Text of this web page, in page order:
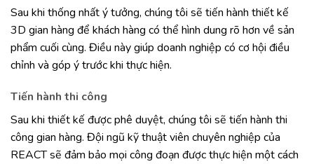
Sau khi thống nhất ý tưởng, chúng tôi sẽ tiến hành thiết kế
3D gian hàng để khách hàng có thể hình dung rõ hơn về sản
phẩm cuối cùng. Điều này giúp doanh nghiệp có cơ hội điều
chỉnh và góp ý trước khi thực hiện.
Tiến hành thi công
Sau khi thiết kế được phê duyệt, chúng tôi sẽ tiến hành thi
công gian hàng. Đội ngũ kỹ thuật viên chuyên nghiệp của
REACT sẽ đảm bảo mọi công đoạn được thực hiện một cách